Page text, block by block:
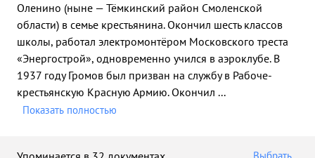
Оленино (ныне — Тёмкинский район Смоленской
области) в семье крестьянина. Окончил шесть классов
школы, работал электромонтёром Московского треста
«Энергострой», одновременно учился в аэроклубе. В
1937 году Громов был призван на службу в Рабоче-
крестьянскую Красную Армию. Окончил ...
Показать полностью